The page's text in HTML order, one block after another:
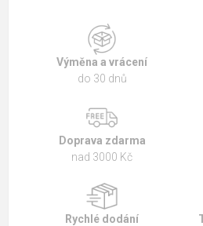
Výměna a vrácení
do 30 dnů
Doprava zdarma
nad 3000 Kč
Rychlé dodání